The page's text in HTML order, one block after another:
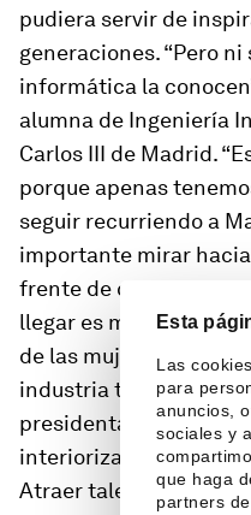
Esta
Las
para
anuncios,
sociales y
que haga
partners
pudiera servir de
generaciones. “Pero
informática la
alumna de Ingeniería
Carlos III de Madrid.
porque apenas
seguir recurriendo a
importante mirar
frente de compañías
llegar es más fácil”.
de las mujeres que
industria tecnológica,
presidenta de
interiorizado que
Atraer talento